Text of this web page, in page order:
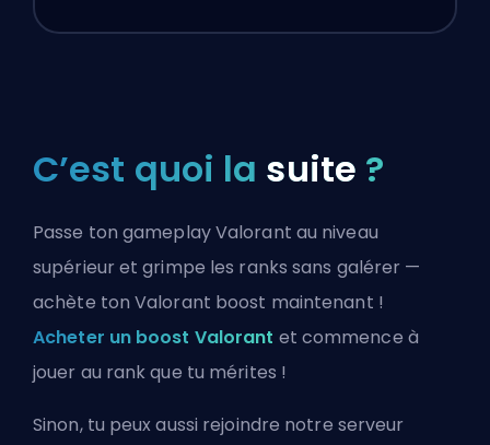
C’est quoi la suite ?
Passe ton gameplay Valorant au niveau
supérieur et grimpe les ranks sans galérer —
achète ton Valorant boost maintenant !
Acheter un boost Valorant et commence à
jouer au rank que tu mérites !
Sinon, tu peux aussi rejoindre notre serveur